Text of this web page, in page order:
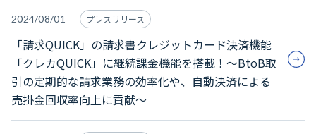
2024/08/01 プレスリリース
「請求QUICK」の請求書クレジットカード決済機能
「クレカQUICK」に継続課金機能を搭載！～BtoB取
引の定期的な請求業務の効率化や、自動決済による
売掛金回収率向上に貢献～